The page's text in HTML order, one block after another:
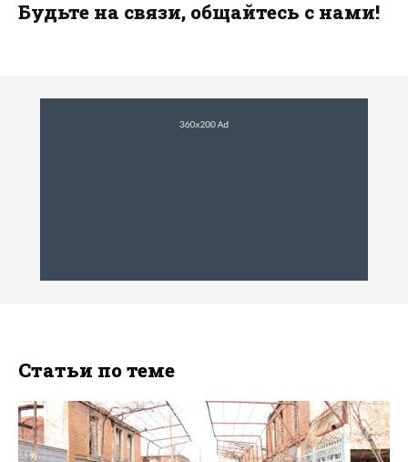
Будьте на связи, общайтесь с нами!
Статьи по теме